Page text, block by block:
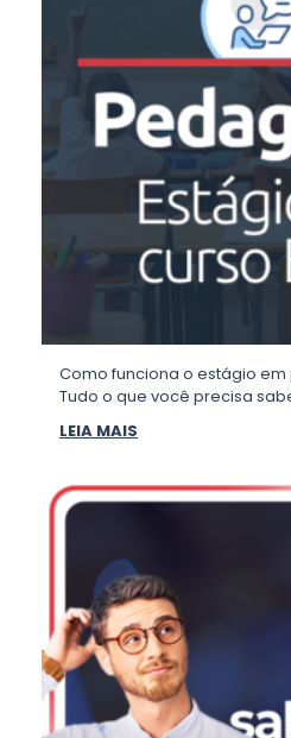
Como funciona o estágio em
Tudo o que você precisa
LEIA MAIS